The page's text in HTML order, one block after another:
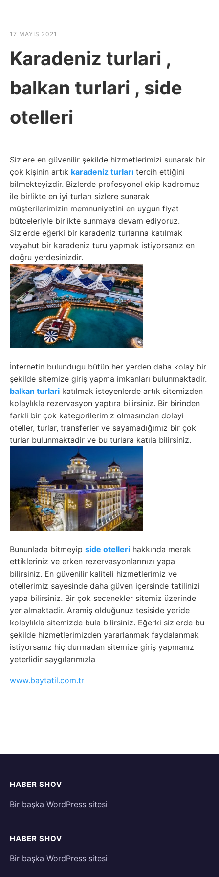
17 MAYIS 2021
Karadeniz turlari ,
balkan turlari , side
otelleri
Sizlere en güvenilir şekilde hizmetlerimizi sunarak bir
çok kişinin artık karadeniz turları tercih ettiğini
bilmekteyizdir. Bizlerde profesyonel ekip kadromuz
ile birlikte en iyi turları sizlere sunarak
müşterilerimizin memnuniyetini en uygun fiyat
bütceleriyle birlikte sunmaya devam ediyoruz.
Sizlerde eğerki bir karadeniz turlarına katılmak
veyahut bir karadeniz turu yapmak istiyorsanız en
doğru yerdesinizdir.
İnternetin bulundugu bütün her yerden daha kolay bir
şekilde sitemize giriş yapma imkanları bulunmaktadir.
balkan turlari katılmak isteyenlerde artık sitemizden
kolaylıkla rezervasyon yaptıra bilirsiniz. Bir birinden
farkli bir çok kategorilerimiz olmasından dolayi
oteller, turlar, transferler ve sayamadığımız bir çok
turlar bulunmaktadir ve bu turlara katıla bilirsiniz.
Bununlada bitmeyip side otelleri hakkında merak
ettikleriniz ve erken rezervasyonlarınızı yapa
bilirsiniz. En güvenilir kaliteli hizmetlerimiz ve
otellerimiz sayesinde daha güven içersinde tatilinizi
yapa bilirsiniz. Bir çok secenekler sitemiz üzerinde
yer almaktadir. Aramiş olduğunuz tesiside yeride
kolaylıkla sitemizde bula bilirsiniz. Eğerki sizlerde bu
şekilde hizmetlerimizden yararlanmak faydalanmak
istiyorsanız hiç durmadan sitemize giriş yapmanız
yeterlidir saygılarımızla
www.baytatil.com.tr
HABER SHOV
Bir başka WordPress sitesi
HABER SHOV
Bir başka WordPress sitesi